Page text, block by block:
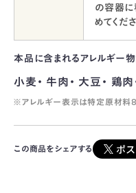
の容器に
めてくだ
本品に含まれるアレルギー
小麦・ 牛肉・ 大豆・ 鶏肉
※アレルギー表示は特定原材料
この商品をシェアする